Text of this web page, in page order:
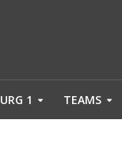
1 TEAMS